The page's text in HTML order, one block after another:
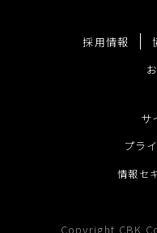
協力会社・スタ
お問い合わせ
採用情報
サ
プラ
情報セ
Copyright CBK